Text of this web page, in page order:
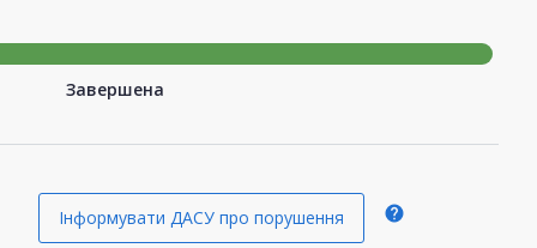
Завершена
Інформувати ДАСУ про порушення help